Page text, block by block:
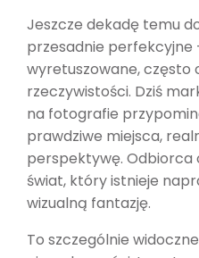
Jeszcze dekadę temu
przesadnie perfekcyjne
wyretuszowane, często
rzeczywistości. Dziś
na fotografie
prawdziwe miejsca,
perspektywę. Odbiorca
świat, który istnieje
wizualną fantazję.
To szczególnie